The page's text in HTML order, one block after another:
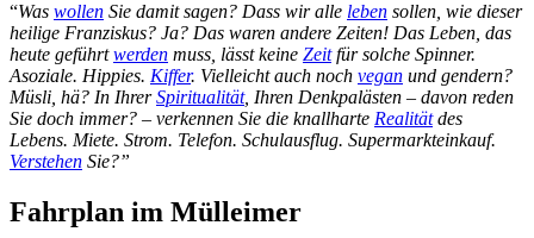
“Was wollen Sie damit sagen? Dass wir alle leben sollen, wie dieser
heilige Franziskus? Ja? Das waren andere Zeiten! Das Leben, das
heute geführtwerden muss, lässt keine Zeitfür solche Spinner.
Asoziale. Hippies. Kiffer. Vielleicht auch noch vegan und gendern?
Müsli, hä? In IhrerSpiritualität, Ihren Denkpalästen – davon reden
Sie doch immer? – verkennen Sie die knallharte Realitätdes
Lebens. Miete. Strom. Telefon. Schulausflug. Supermarkteinkauf.
Verstehen Sie?”
Fahrplan im Mülleimer